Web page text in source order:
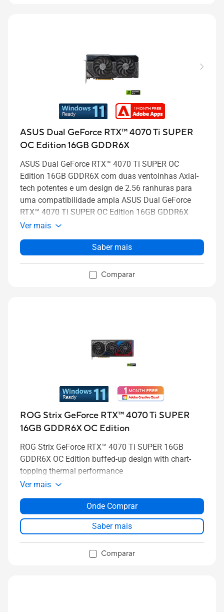
ASUS Dual GeForce RTX™ 4070 Ti SUPER
OC Edition 16GB GDDR6X
ASUS Dual GeForce RTX™ 4070 Ti SUPER OC
Edition 16GB GDDR6X com duas ventoinhas Axial-
tech potentes e um design de 2.56 ranhuras para
uma compatibilidade ampla ASUS Dual GeForce
RTX™ 4070 Ti SUPER OC Edition 16GB GDDR6X
Ver mais
Saber mais
Comparar
ROG Strix GeForce RTX™ 4070 Ti SUPER
16GB GDDR6X OC Edition
ROG Strix GeForce RTX™ 4070 Ti SUPER 16GB
GDDR6X OC Edition buffed-up design with chart-
topping thermal performance
Ver mais
Onde Comprar
Saber mais
Comparar